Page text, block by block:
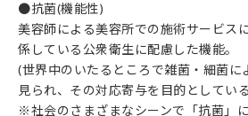
●抗菌(機能性)
美容師による美容所での施術サービス
係している公衆衛生に配慮した機能。
(世界中のいたるところで雑菌・細菌に
見られ、その対応寄与を目的としてい
※社会のさまざまなシーンで「抗菌」